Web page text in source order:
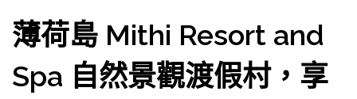
薄荷島 Mithi Resort and
Spa 自然景觀渡假村，享